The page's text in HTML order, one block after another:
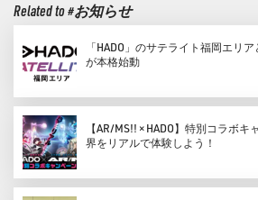
Related to #お知らせ
「HADO」のサテライト福岡エリ
が本格始動
【AR/MS!! × HADO】特別コラボ
界をリアルで体験しよう！